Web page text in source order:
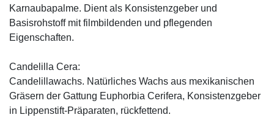
Karnaubapalme. Dient als Konsistenzgeber und
Basisrohstoff mit filmbildenden und pflegenden
Eigenschaften.
Candelilla Cera:
Candelillawachs. Natürliches Wachs aus mexikanischen
Gräsern der Gattung Euphorbia Cerifera, Konsistenzgeber
in Lippenstift-Präparaten, rückfettend.